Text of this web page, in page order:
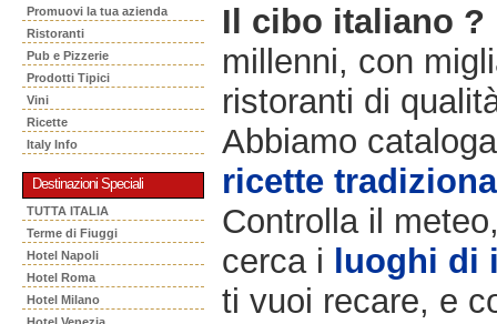
Promuovi la tua azienda
Ristoranti
Pub e Pizzerie
Prodotti Tipici
Vini
Ricette
Italy Info
Destinazioni Speciali
TUTTA ITALIA
Terme di Fiuggi
Hotel Napoli
Hotel Roma
Hotel Milano
Il cibo italiano ?
millenni, con
ristoranti di
Abbiamo
ricette
Controlla il
cerca i luoghi di
ti vuoi recare, e